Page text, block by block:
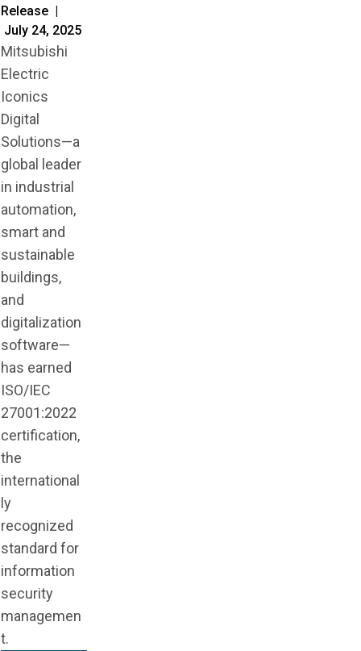
Release |
July 24, 2025
Mitsubishi
Electric
Iconics
Digital
Solutions—a
global leader
in industrial
automation,
smart and
sustainable
buildings,
and
digitalization
software—
has earned
ISO/IEC
27001:2022
certification,
the
international
ly
recognized
standard for
information
security
managemen
t.